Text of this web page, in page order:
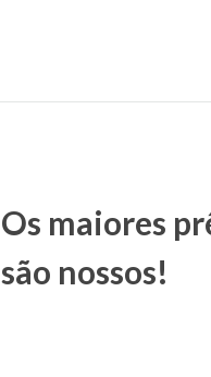
Os maiores
são nossos!